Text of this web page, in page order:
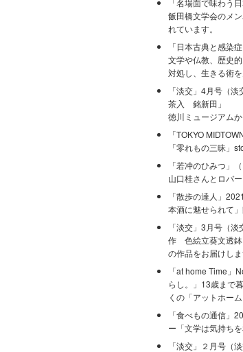
「名場面で味わう
飯田橋文学会のメ
れています。
「日本古典と感染
文学や仏教、歴史
対処し、生きる術
「淡交」4月号（
茶入 銘新田」
徳川ミュージアム
「TOKYO
「零れもの三昧」
「若冲のひみつ」
山口桂さんとロバ
「散歩の達人」
本酒に魅せられて
「淡交」3月号（
作 色絵立葵文透鉢
の作品をお届けしま
「at home Time」
らし。」13歳まで
くの「アットホー
「食べもの通信」
ー「文学は気持ち
「淡交」２月号（